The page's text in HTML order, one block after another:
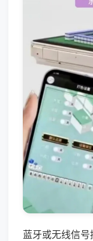
蓝牙或无线信